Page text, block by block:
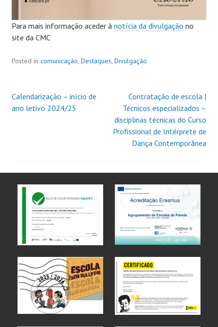
Para mais informação aceder à notícia da divulgação no
site da CMC
Posted in comunicação, Destaques, Divulgação
Calendarização – início de
ano letivo 2024/25
Contratação de escola |
Técnicos especializados –
disciplinas técnicas do Curso
Profissional de Intérprete de
Dança Contemporânea